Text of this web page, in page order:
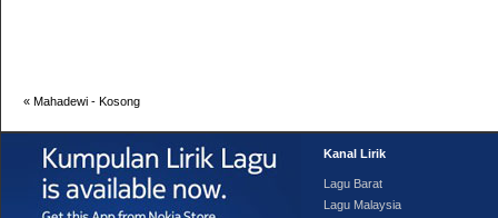
« Mahadewi - Kosong
Kanal Lirik
Lagu Barat
Lagu Malaysia